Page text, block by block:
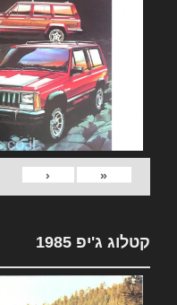
«
‹
קטלוג ג'יפ 1985